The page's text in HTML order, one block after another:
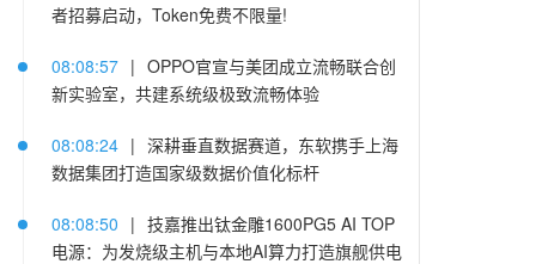
者招募启动，Token免费不限量!
08:08:57 | OPPO官宣与美团成立流畅联合创
新实验室，共建系统级极致流畅体验
08:08:24 | 深耕垂直数据赛道，东软携手上海
数据集团打造国家级数据价值化标杆
08:08:50 | 技嘉推出钛金雕1600PG5 AI TOP
电源：为发烧级主机与本地AI算力打造旗舰供电